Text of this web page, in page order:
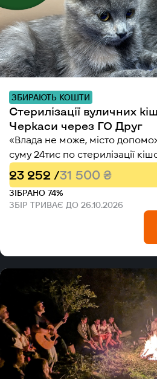
ЗБИРАЮТЬ КОШТИ
Стерилізації вуличних
Черкаси через ГО Друг
«Влада не може, місто
суму 24тис по стерилізації
23 252 /31 500 ₴
ЗІБРАНО 74%
ЗБІР ТРИВАЄ ДО 26.10.2026